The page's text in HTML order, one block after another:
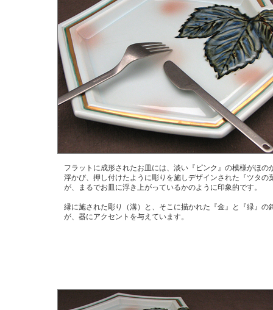
フラットに成形されたお皿には、淡い『ピンク』の模様がほの
浮かび、押し付けたように彫りを施しデザインされた『ツタの
が、まるでお皿に浮き上がっているかのように印象的です。
縁に施された彫り（溝）と、そこに描かれた『金』と『緑』の
が、器にアクセントを与えています。